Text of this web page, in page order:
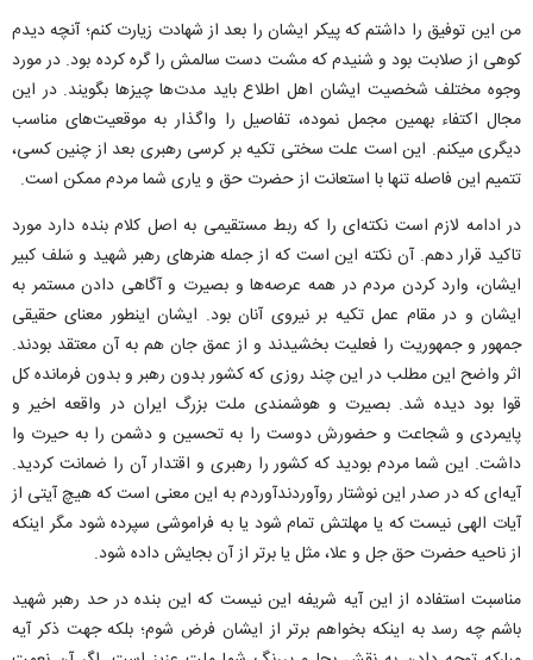
من این توفیق را داشتم که پیکر ایشان را بعد از شهادت زیارت کنم؛ آنچه دیدم
کوهی از صلابت بود و شنیدم که مشت دست سالمش را گره کرده بود. در مورد
وجوه مختلف شخصیت ایشان اهل اطلاع باید مدت‌ها چیز‌ها بگویند. در این
مجال اکتفاء بهمین مجمل نموده، تفاصیل را واگذار به موقعیت‌های مناسب
دیگری میکنم. این است علت سختی تکیه بر کرسی رهبری بعد از چنین کسی،
تتمیم این فاصله تنها با استعانت از حضرت حق و یاری شما مردم ممکن است.
در ادامه لازم است نکته‌ای را که ربط مستقیمی به اصل کلام بنده دارد مورد
تاکید قرار دهم. آن نکته این است که از جمله هنر‌های رهبر شهید و سَلف کبیر
ایشان، وارد کردن مردم در همه عرصه‌ها و بصیرت و آگاهی دادن مستمر به
ایشان و در مقام عمل تکیه بر نیروی آنان بود. ایشان اینطور معنای حقیقی
جمهور و جمهوریت را فعلیت بخشیدند و از عمق جان هم به آن معتقد بودند.
اثر واضح این مطلب در این چند روزی که کشور بدون رهبر و بدون فرمانده کل
قوا بود دیده شد. بصیرت و هوشمندی ملت بزرگ ایران در واقعه اخیر و
پایمردی و شجاعت و حضورش دوست را به تحسین و دشمن را به حیرت وا
داشت. این شما مردم بودید که کشور را رهبری و اقتدار آن را ضمانت کردید.
آیه‌ای که در صدر این نوشتار روآوردندآوردم به این معنی است که هیچ آیتی از
آیات الهی نیست که یا مهلتش تمام شود یا به فراموشی سپرده شود مگر اینکه
از ناحیه حضرت حق جل و علا، مثل یا برتر از آن بجایش داده شود.
مناسبت استفاده از این آیه شریفه این نیست که این بنده در حد رهبر شهید
باشم چه رسد به اینکه بخواهم برتر از ایشان فرض شوم؛ بلکه جهت ذکر آیه